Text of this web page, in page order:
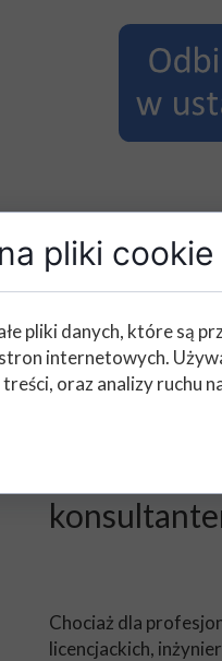
prac -
Wypełnij
Chociaż dla
licencjackich,
pliki cookie
pliki danych, które są
internetowych.
oraz analizy ruchu